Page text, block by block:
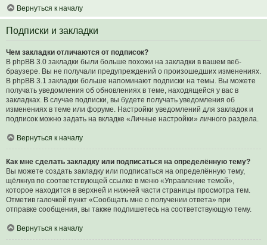
Вернуться к началу
Подписки и закладки
Чем закладки отличаются от подписок?
В phpBB 3.0 закладки были больше похожи на закладки в вашем веб-
браузере. Вы не получали предупреждений о произошедших изменениях.
В phpBB 3.1 закладки больше напоминают подписки на темы. Вы можете
получать уведомления об обновлениях в теме, находящейся у вас в
закладках. В случае подписки, вы будете получать уведомления об
изменениях в теме или форуме. Настройки уведомлений для закладок и
подписок можно задать на вкладке «Личные настройки» личного раздела.
Вернуться к началу
Как мне сделать закладку или подписаться на определённую тему?
Вы можете создать закладку или подписаться на определённую тему,
щёлкнув по соответствующей ссылке в меню «Управление темой»,
которое находится в верхней и нижней части страницы просмотра тем.
Отметив галочкой пункт «Сообщать мне о получении ответа» при
отправке сообщения, вы также подпишетесь на соответствующую тему.
Вернуться к началу